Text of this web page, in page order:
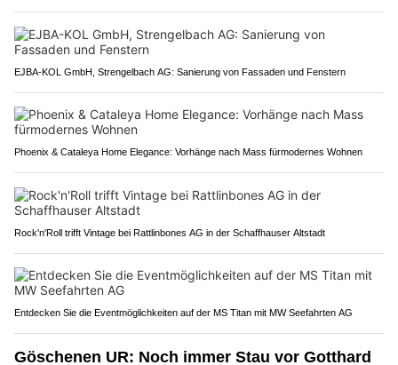
EJBA-KOL GmbH, Strengelbach AG: Sanierung von Fassaden und Fenstern
Phoenix & Cataleya Home Elegance: Vorhänge nach Mass fürmodernes Wohnen
Rock'n'Roll trifft Vintage bei Rattlinbones AG in der Schaffhauser Altstadt
Entdecken Sie die Eventmöglichkeiten auf der MS Titan mit MW Seefahrten AG
Göschenen UR: Noch immer Stau vor Gotthard